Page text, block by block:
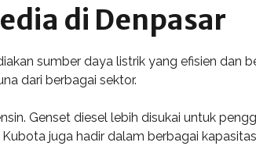
di Denpasar
sumber daya listrik yang efisien dan
dari berbagai sektor.
Genset diesel lebih disukai untuk
juga hadir dalam berbagai